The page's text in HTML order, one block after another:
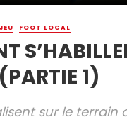
FOOT LOCAL
1)
sur le terrain